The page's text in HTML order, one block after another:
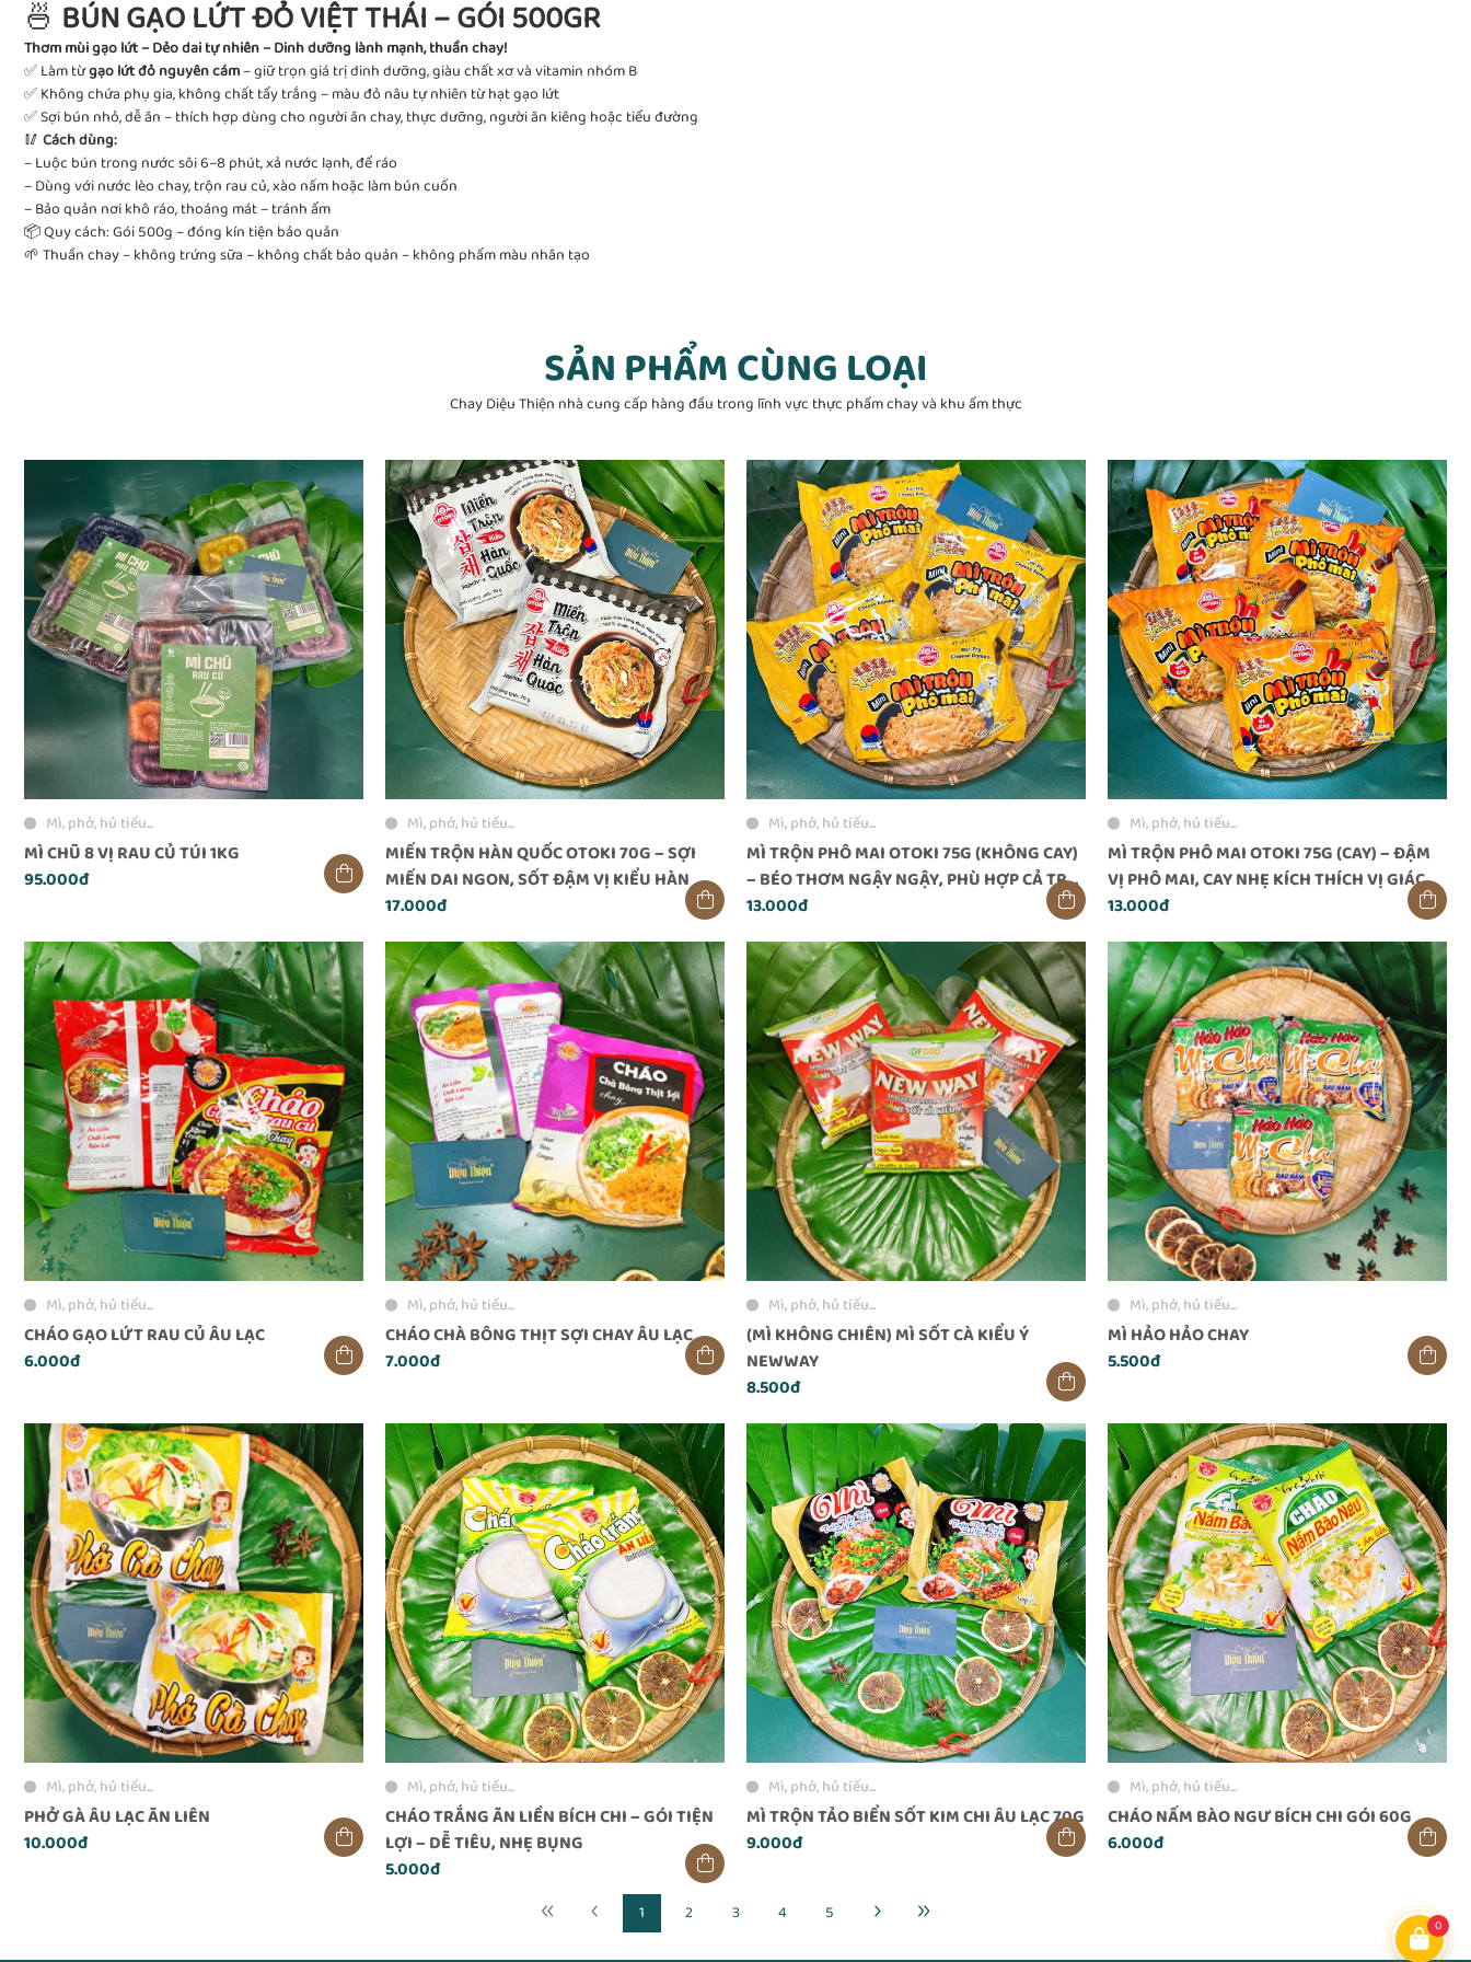
🍜 BÚN GẠO LỨT ĐỎ VIỆT THÁI – GÓI 500GR
Thơm mùi gạo lứt – Dẻo dai tự nhiên – Dinh dưỡng lành mạnh, thuần chay!
✅ Làm từgạo lứt đỏ nguyên cám– giữ trọn giá trị dinh dưỡng, giàu chất xơ và vitamin nhóm B
✅ Không chứa phụ gia, không chất tẩy trắng – màu đỏ nâu tự nhiên từ hạt gạo lứt
✅ Sợi bún nhỏ, dễ ăn – thích hợp dùng cho người ăn chay, thực dưỡng, người ăn kiêng hoặc tiểu đường
🥢 Cách dùng:
– Luộc bún trong nước sôi 6–8 phút, xả nước lạnh, để ráo
– Dùng với nước lèo chay, trộn rau củ, xào nấm hoặc làm bún cuốn
– Bảo quản nơi khô ráo, thoáng mát – tránh ẩm
📦 Quy cách: Gói 500g – đóng kín tiện bảo quản
🌱 Thuần chay – không trứng sữa – không chất bảo quản – không phẩm màu nhân tạo
SẢN PHẨM CÙNG LOẠI
Chay Diệu Thiện nhà cung cấp hàng đầu trong lĩnh vực thực phẩm chay và khu ẩm thực
Mì, phở, hủ tiếu...
MÌ CHŨ 8 VỊ RAU CỦ TÚI 1KG
95.000đ
Mì, phở, hủ tiếu...
MIẾN TRỘN HÀN QUỐC OTOKI 70G – SỢI
MIẾN DAI NGON, SỐT ĐẬM VỊ KIỂU HÀN
17.000đ
Mì, phở, hủ tiếu...
MÌ TRỘN PHÔ MAI OTOKI 75G (KHÔNG CAY)
– BÉO THƠM NGẬY NGẬY, PHÙ HỢP CẢ TRẺ
NHỎ
13.000đ
Mì, phở, hủ tiếu...
MÌ TRỘN PHÔ MAI OTOKI 75G (CAY) – ĐẬM
VỊ PHÔ MAI, CAY NHẸ KÍCH THÍCH VỊ GIÁC
13.000đ
Mì, phở, hủ tiếu...
CHÁO GẠO LỨT RAU CỦ ÂU LẠC
6.000đ
Mì, phở, hủ tiếu...
CHÁO CHÀ BÔNG THỊT SỢI CHAY ÂU LẠC
7.000đ
Mì, phở, hủ tiếu...
(MÌ KHÔNG CHIÊN) MÌ SỐT CÀ KIỂU Ý
NEWWAY
8.500đ
Mì, phở, hủ tiếu...
MÌ HẢO HẢO CHAY
5.500đ
Mì, phở, hủ tiếu...
PHỞ GÀ ÂU LẠC ĂN LIÊN
10.000đ
Mì, phở, hủ tiếu...
CHÁO TRẮNG ĂN LIỀN BÍCH CHI – GÓI TIỆN
LỢI – DỄ TIÊU, NHẸ BỤNG
5.000đ
Mì, phở, hủ tiếu...
MÌ TRỘN TẢO BIỂN SỐT KIM CHI ÂU LẠC 70G
9.000đ
Mì, phở, hủ tiếu...
CHÁO NẤM BÀO NGƯ BÍCH CHI GÓI 60G
6.000đ
1 2 3 4 5
0